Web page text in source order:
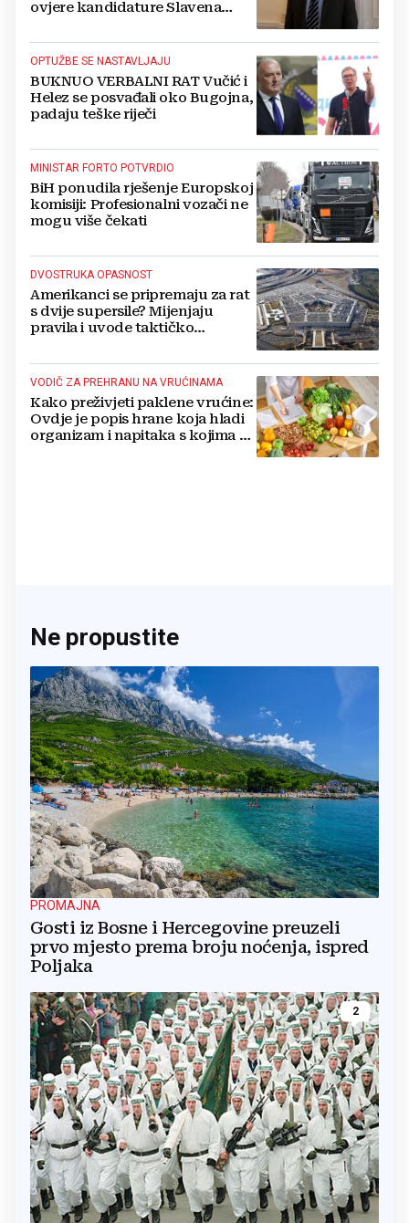
ovjere kandidature Slavena
OPTUŽBE SE NASTAVLJAJU
BUKNUO VERBALNI RAT Vučić i
Helez se posvađali oko Bugojna,
padaju teške riječi
MINISTAR FORTO POTVRDIO
BiH ponudila rješenje Europskoj
komisiji: Profesionalni vozači ne
mogu više čekati
DVOSTRUKA OPASNOST
Amerikanci se pripremaju za rat
s dvije supersile? Mijenjaju
pravila i uvode taktičko
VODIČ ZA PREHRANU NA VRUĆINAMA
Kako preživjeti paklene vrućine:
Ovdje je popis hrane koja hladi
organizam i napitaka s kojima si
Ne propustite
PROMAJNA
Gosti iz Bosne i Hercegovine preuzeli
prvo mjesto prema broju noćenja, ispred
Poljaka
2